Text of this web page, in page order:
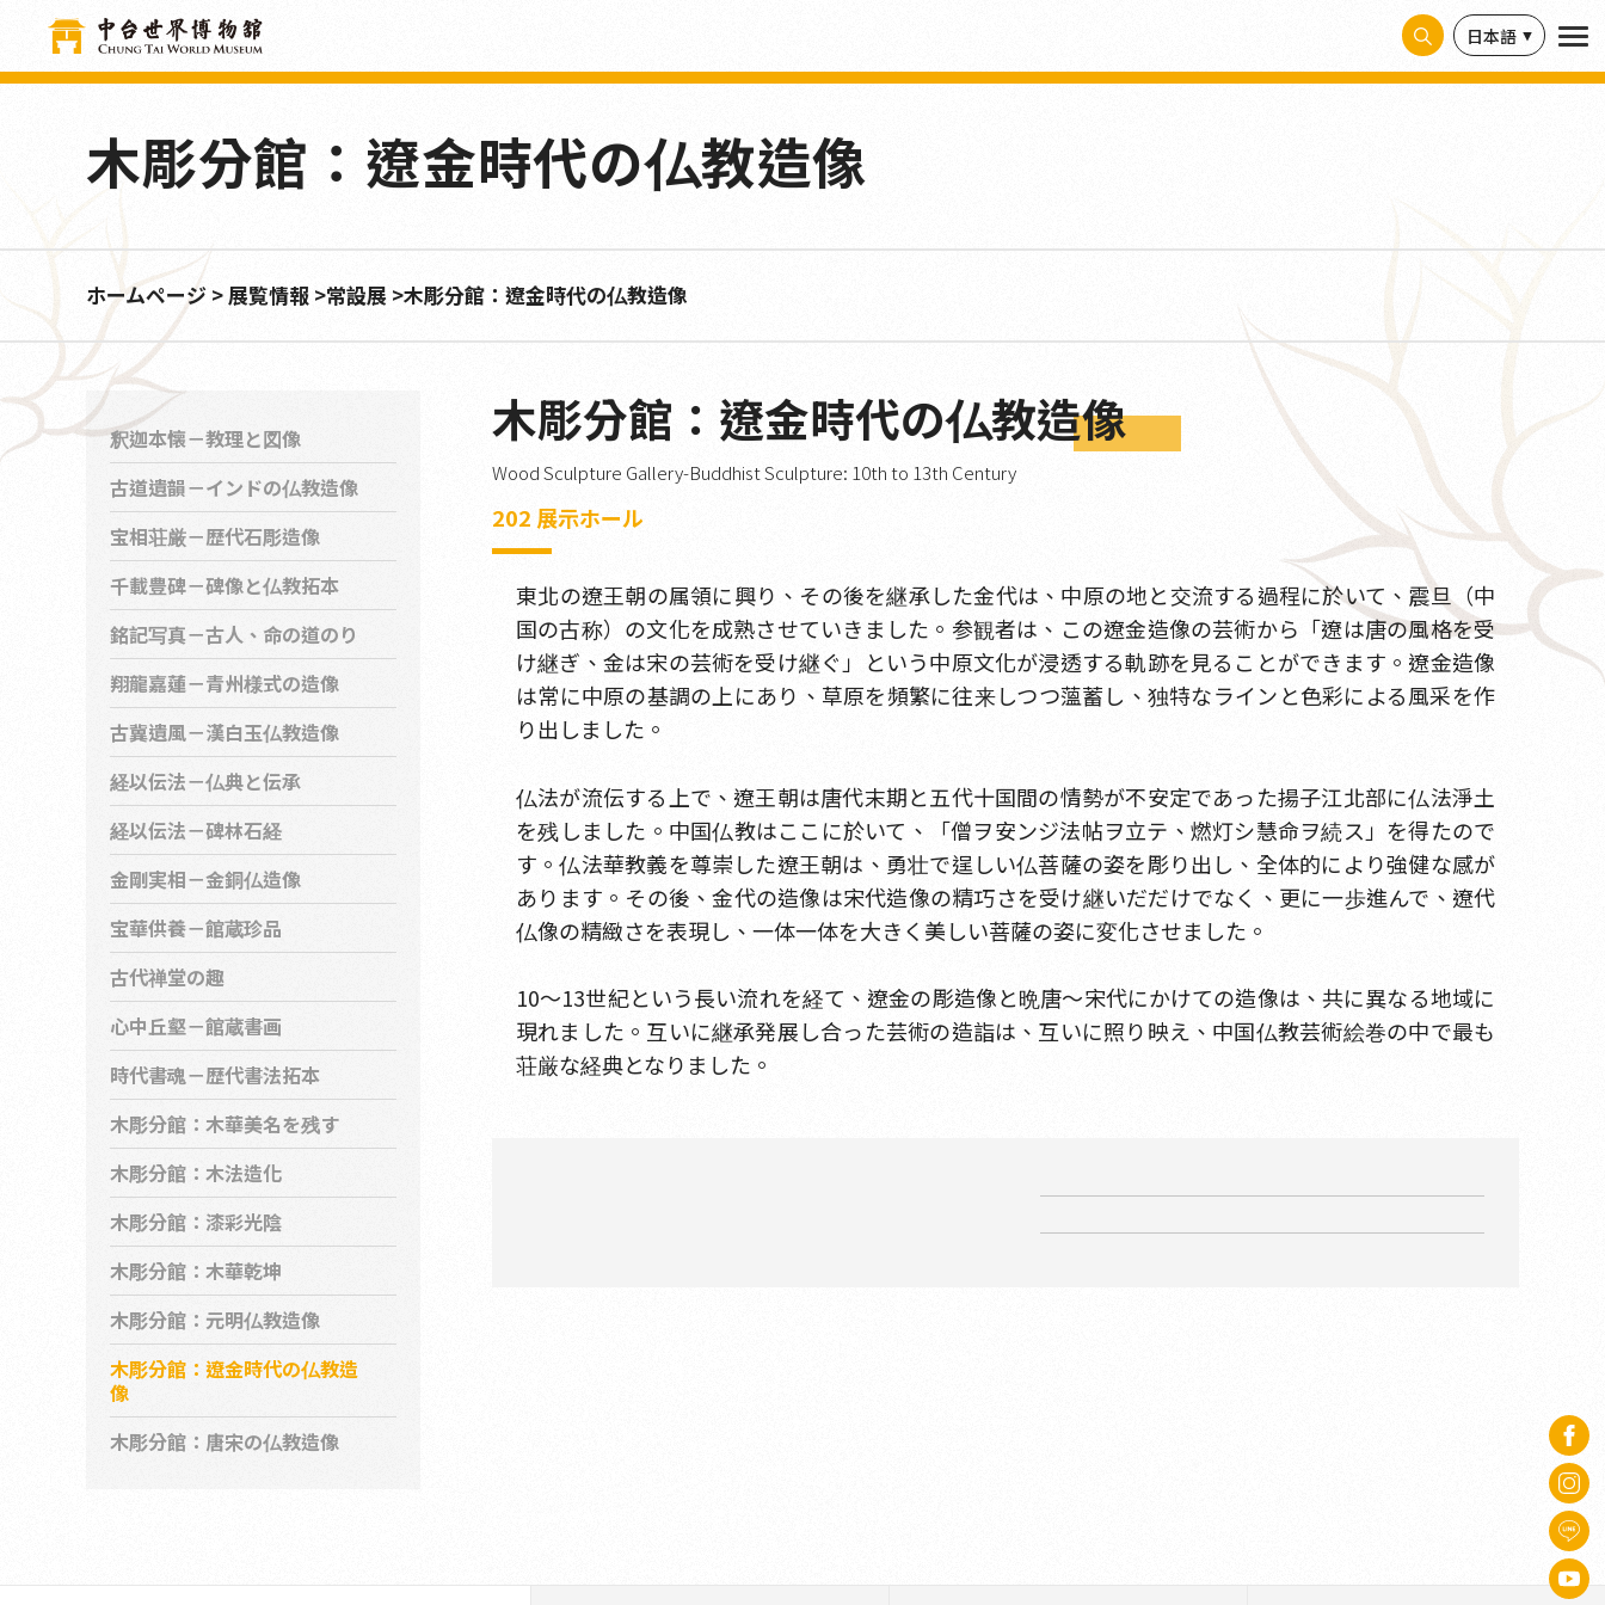
日本語
木彫分館：遼金時代の仏教造像
ホームページ 展覧情報 常設展 木彫分館：遼金時代の仏教造像
釈迦本懐－教理と図像
古道遺韻－インドの仏教造像
宝相荘厳－歴代石彫造像
千載豊碑－碑像と仏教拓本
銘記写真－古人、命の道のり
翔龍嘉蓮－青州様式の造像
古冀遺風－漢白玉仏教造像
経以伝法－仏典と伝承
経以伝法－碑林石経
金剛実相－金銅仏造像
宝華供養－館蔵珍品
古代禅堂の趣
心中丘壑－館蔵書画
時代書魂－歴代書法拓本
木彫分館：木華美名を残す
木彫分館：木法造化
木彫分館：漆彩光陰
木彫分館：木華乾坤
木彫分館：元明仏教造像
木彫分館：遼金時代の仏教造
像
木彫分館：唐宋の仏教造像
木彫分館：遼金時代の仏教造像
Wood Sculpture Gallery-Buddhist Sculpture: 10th to 13th Century
202 展示ホール
東北の遼王朝の属領に興り、その後を継承した金代は、中原の地と交流する過程に於いて、震旦（中
国の古称）の文化を成熟させていきました。参観者は、この遼金造像の芸術から「遼は唐の風格を受
け継ぎ、金は宋の芸術を受け継ぐ」という中原文化が浸透する軌跡を見ることができます。遼金造像
は常に中原の基調の上にあり、草原を頻繁に往来しつつ薀蓄し、独特なラインと色彩による風采を作
り出しました。
仏法が流伝する上で、遼王朝は唐代末期と五代十国間の情勢が不安定であった揚子江北部に仏法淨土
を残しました。中国仏教はここに於いて、「僧ヲ安ンジ法帖ヲ立テ、燃灯シ慧命ヲ続ス」を得たので
す。仏法華教義を尊崇した遼王朝は、勇壮で逞しい仏菩薩の姿を彫り出し、全体的により強健な感が
あります。その後、金代の造像は宋代造像の精巧さを受け継いだだけでなく、更に一歩進んで、遼代
仏像の精緻さを表現し、一体一体を大きく美しい菩薩の姿に変化させました。
10～13世紀という長い流れを経て、遼金の彫造像と晩唐～宋代にかけての造像は、共に異なる地域に
現れました。互いに継承発展し合った芸術の造詣は、互いに照り映え、中国仏教芸術絵巻の中で最も
荘厳な経典となりました。
クッキー利用の管理について